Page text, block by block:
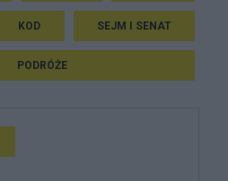
KOD SEJM I SENAT
PODRÓŻE